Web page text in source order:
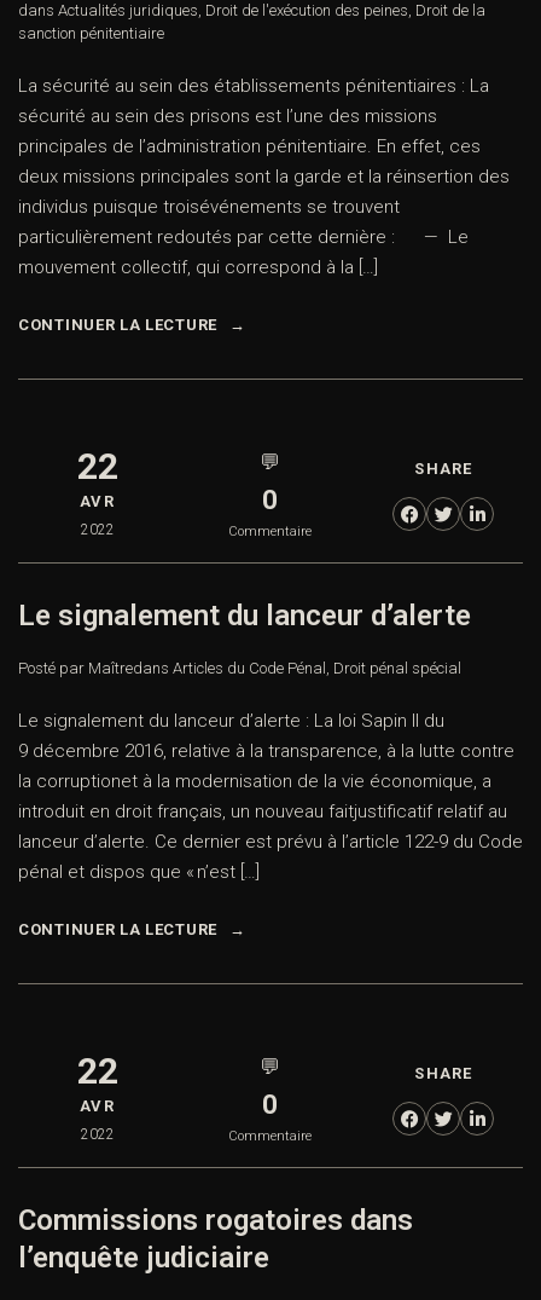
dans Actualités juridiques, Droit de l'exécution des peines, Droit de la
sanction pénitentiaire
La sécurité au sein des établissements pénitentiaires : La
sécurité au sein des prisons est l’une des missions
principales de l’administration pénitentiaire. En effet, ces
deux missions principales sont la garde et la réinsertion des
individus puisque troisévénements se trouvent
particulièrement redoutés par cette dernière : — Le
mouvement collectif, qui correspond à la […]
CONTINUER LA LECTURE
22
AVR
2022
💬
0
Commentaire
SHARE
Le signalement du lanceur d’alerte
Posté par Maîtredans Articles du Code Pénal , Droit pénal spécial
Le signalement du lanceur d’alerte : La loi Sapin II du
9 décembre 2016, relative à la transparence, à la lutte contre
la corruptionet à la modernisation de la vie économique, a
introduit en droit français, un nouveau faitjustificatif relatif au
lanceur d’alerte. Ce dernier est prévu à l’article 122-9 du Code
pénal et dispos que « n’est […]
CONTINUER LA LECTURE
22
AVR
2022
💬
0
Commentaire
SHARE
Commissions rogatoires dans
l’enquête judiciaire